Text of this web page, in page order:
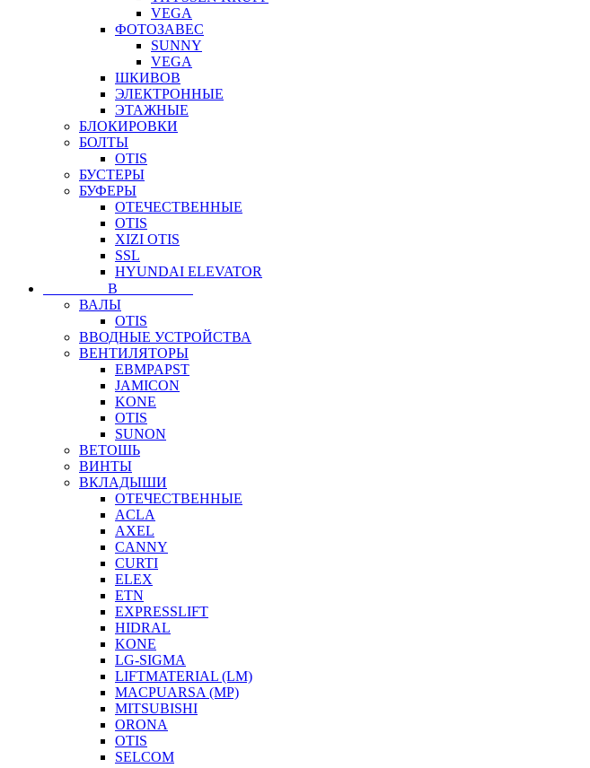
VEGA
ФОТОЗАВЕС
SUNNY
VEGA
ШКИВОВ
ЭЛЕКТРОННЫЕ
ЭТАЖНЫЕ
БЛОКИРОВКИ
БОЛТЫ
OTIS
БУСТЕРЫ
БУФЕРЫ
ОТЕЧЕСТВЕННЫЕ
OTIS
XIZI OTIS
SSL
HYUNDAI ELEVATOR
⠀⠀⠀⠀⠀⠀В⠀⠀⠀⠀⠀⠀⠀
ВАЛЫ
OTIS
ВВОДНЫЕ УСТРОЙСТВА
ВЕНТИЛЯТОРЫ
EBMPAPST
JAMICON
KONE
OTIS
SUNON
ВЕТОШЬ
ВИНТЫ
ВКЛАДЫШИ
ОТЕЧЕСТВЕННЫЕ
ACLA
AXEL
CANNY
CURTI
ELEX
ETN
EXPRESSLIFT
HIDRAL
KONE
LG-SIGMA
LIFTMATERIAL (LM)
MACPUARSA (MP)
MITSUBISHI
ORONA
OTIS
SELCOM